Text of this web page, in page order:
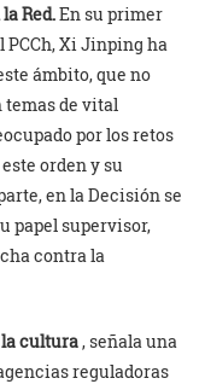
Red.En su primer
PCCh, Xi Jinping ha
ámbito, que no
temas de vital
por los retos
orden y su
en la Decisión se
papel supervisor,
contra la
la cultura, señala una
reguladoras